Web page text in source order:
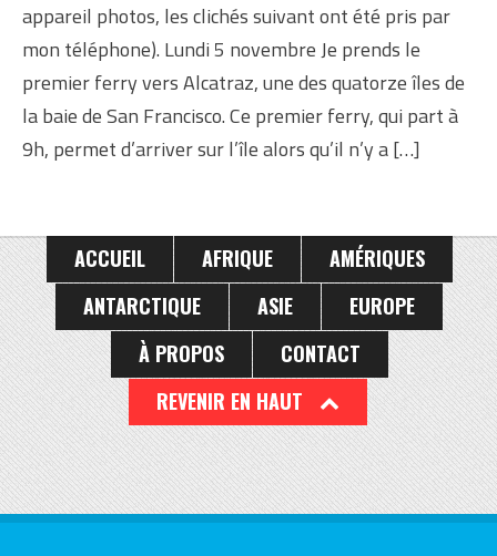
appareil photos, les clichés suivant ont été pris par
mon téléphone). Lundi 5 novembre Je prends le
premier ferry vers Alcatraz, une des quatorze îles de
la baie de San Francisco. Ce premier ferry, qui part à
9h, permet d’arriver sur l’île alors qu’il n’y a […]
ACCUEIL AFRIQUE
AMÉRIQUES
ANTARCTIQUE
ASIE
EUROPE
À PROPOS
CONTACT
REVENIR EN HAUT